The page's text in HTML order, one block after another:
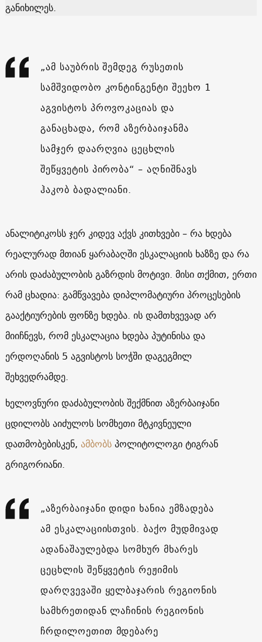
განიხილეს.
„ამ საუბრის შემდეგ რუსეთის
სამშვიდობო კონტინგენტი შეეხო 1
აგვისტოს პროვოკაციას და
განაცხადა, რომ აზერბაიჯანმა
სამჯერ დაარღვია ცეცხლის
შეწყვეტის პირობა“ – აღნიშნავს
ჰაკობ ბადალიანი.
ანალიტიკოსს ჯერ კიდევ აქვს კითხვები – რა ხდება
რეალურად მთიან ყარაბაღში ესკალაციის ხაზზე და რა
არის დაძაბულობის გაზრდის მოტივი. მისი თქმით, ერთი
რამ ცხადია: გამწვავება დიპლომატიური პროცესების
გააქტიურების ფონზე ხდება. ის დამთხვევად არ
მიიჩნევს, რომ ესკალაცია ხდება პუტინისა და
ერდოღანის 5 აგვისტოს სოჭში დაგეგმილ
შეხვედრამდე.
ხელოვნური დაძაბულობის შექმნით აზერბაიჯანი
ცდილობს აიძულოს სომხეთი მტკივნეული
დათმობებისკენ, ამბობსპოლიტოლოგი ტიგრან
გრიგორიანი.
„აზერბაიჯანი დიდი ხანია ემზადება
ამ ესკალაციისთვის. ბაქო მუდმივად
ადანაშაულებდა სომხურ მხარეს
ცეცხლის შეწყვეტის რეჟიმის
დარღვევაში ყელბაჯარის რეგიონის
სამხრეთიდან ლაჩინის რეგიონის
ჩრდილოეთით მდებარე